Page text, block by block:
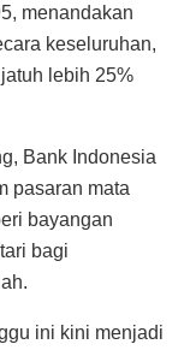
menandakan
keseluruhan,
lebih 25%
Bank Indonesia
pasaran mata
bayangan
bagi
ini kini menjadi